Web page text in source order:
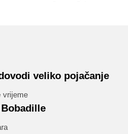
veliko pojačanje
vrijeme